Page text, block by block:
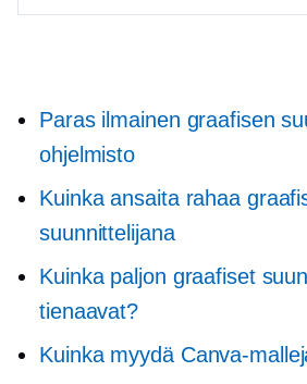
Paras ilmainen graafisen
ohjelmisto
Kuinka ansaita rahaa
suunnittelijana
Kuinka paljon graafiset
tienaavat?
Kuinka myydä Canva-